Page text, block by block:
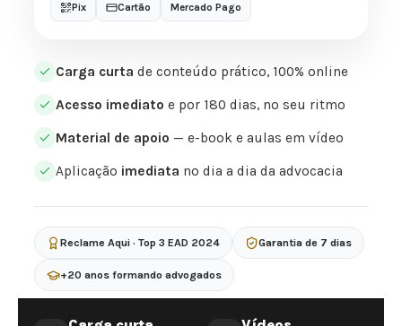
Carga curta de conteúdo prático, 100% online
Acesso imediato e por 180 dias, no seu ritmo
Material de apoio — e-book e aulas em vídeo
Aplicação imediata no dia a dia da advocacia
Reclame Aqui · Top 3 EAD 2024 Garantia de 7 dias
+20 anos formando advogados
Pix Cartão Mercado Pago